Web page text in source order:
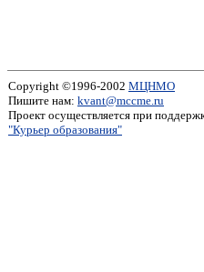
Copyright ©1996-2002 МЦНМО
Пишите нам: kvant@mccme.ru
Проект осуществляется при
"Курьер образования"